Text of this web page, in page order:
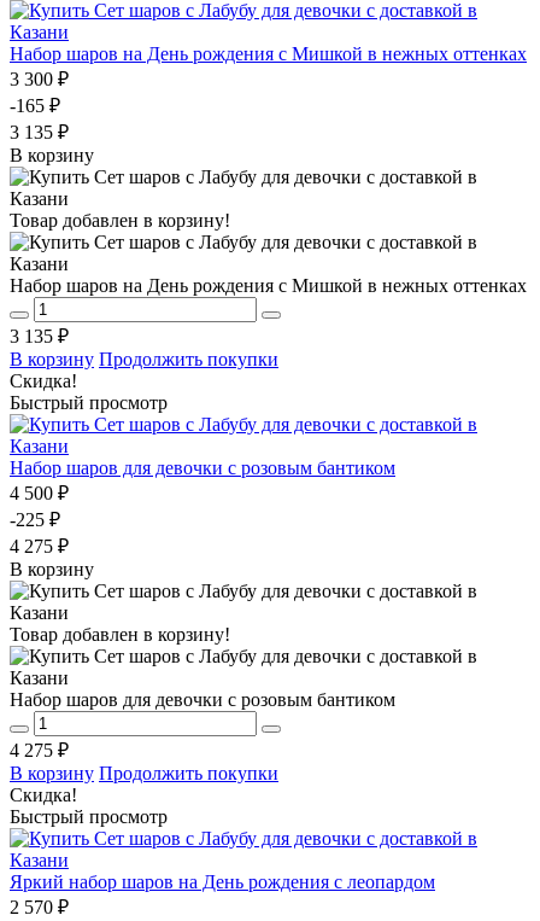
Набор шаров на День рождения с Мишкой в нежных оттенках
3 300 ₽
-165 ₽
3 135 ₽
В корзину
Товар добавлен в корзину!
Набор шаров на День рождения с Мишкой в нежных оттенках
3 135 ₽
В корзину Продолжить покупки
Скидка!
Быстрый просмотр
Набор шаров для девочки с розовым бантиком
4 500 ₽
-225 ₽
4 275 ₽
В корзину
Товар добавлен в корзину!
Набор шаров для девочки с розовым бантиком
4 275 ₽
В корзину Продолжить покупки
Скидка!
Быстрый просмотр
Яркий набор шаров на День рождения с леопардом
2 570 ₽